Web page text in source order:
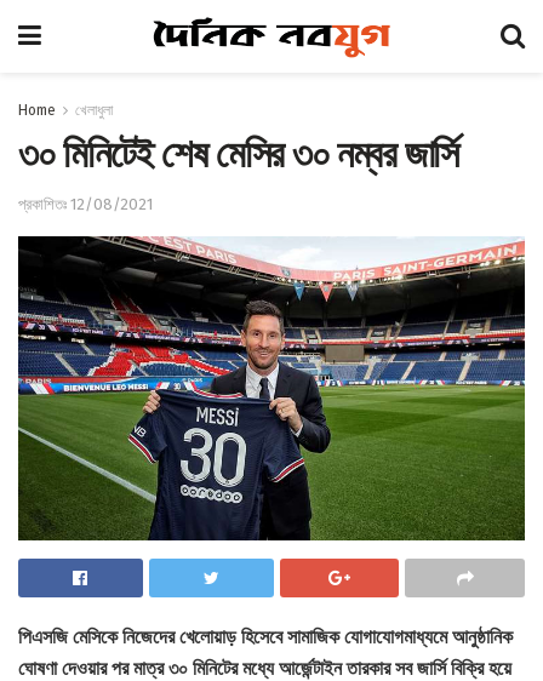
Home খেলাধুলা
৩০ মিনিটেই শেষ মেসির ৩০ নম্বর জার্সি
প্রকাশিতঃ 12/08/2021
পিএসজি মেসিকে নিজেদের খেলোয়াড় হিসেবে সামাজিক যোগাযোগমাধ্যমে আনুষ্ঠানিক
ঘোষণা দেওয়ার পর মাত্র ৩০ মিনিটের মধ্যে আর্জেন্টাইন তারকার সব জার্সি বিক্রি হয়ে